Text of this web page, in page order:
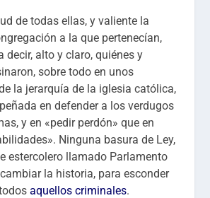
de todas ellas, y valiente la
a la que pertenecían,
decir, alto y claro, quiénes y
sobre todo en unos
la jerarquía de la iglesia católica,
en defender a los verdugos
y en «pedir perdón» que en
Ninguna basura de Ley,
estercolero llamado Parlamento
la historia, para esconder
aquellos criminales.